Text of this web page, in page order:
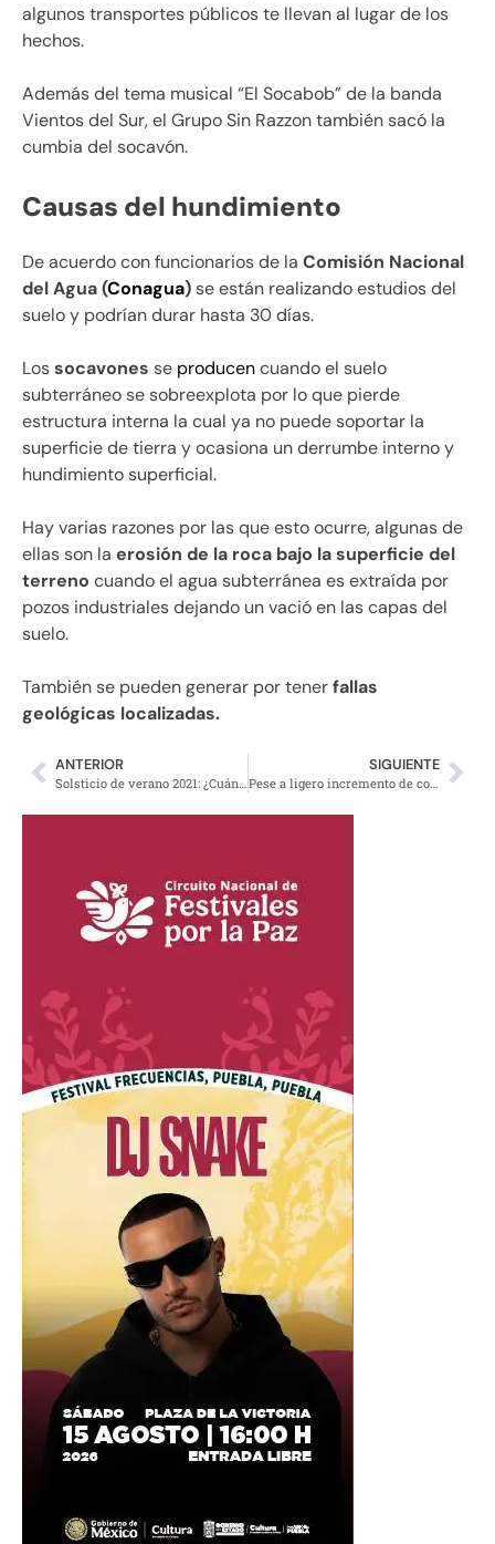
algunos transportes públicos te llevan al lugar de los
hechos.
Además del tema musical “El Socabob” de la banda
Vientos del Sur, el Grupo Sin Razzon también sacó la
cumbia del socavón.
Causas del hundimiento
De acuerdo con funcionarios de la Comisión Nacional
del Agua (Conagua)se están realizando estudios del
suelo y podrían durar hasta 30 días.
Lossocavones se producencuando el suelo
subterráneo se sobreexplota por lo que pierde
estructura interna la cual ya no puede soportar la
superficie de tierra y ocasiona un derrumbe interno y
hundimiento superficial.
Hay varias razones por las que esto ocurre, algunas de
ellas son la erosión de la roca bajo la superficie del
terreno cuando el agua subterránea es extraída por
pozos industriales dejando un vació en las capas del
suelo.
También se pueden generar por tenerfallas
geológicas localizadas.
ANTERIOR SIGUIENTE
Pese a ligero incremento de contagios por Covid-19 en la CdMx, “hay cierta estabilidad”